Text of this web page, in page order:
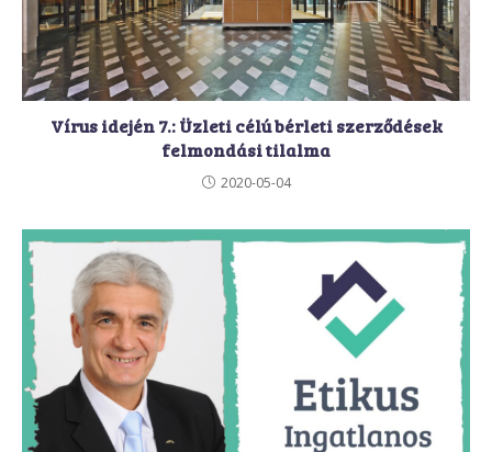
Vírus idején 7.: Üzleti célú bérleti szerződések
felmondási tilalma
2020-05-04